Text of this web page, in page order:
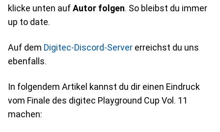
klicke unten aufAutor folgen. So bleibst du immer
up to date.
Auf dem Digitec-Discord-Server erreichst du uns
ebenfalls.
In folgendem Artikel kannst du dir einen Eindruck
vom Finale des digitec Playground Cup Vol. 11
machen: